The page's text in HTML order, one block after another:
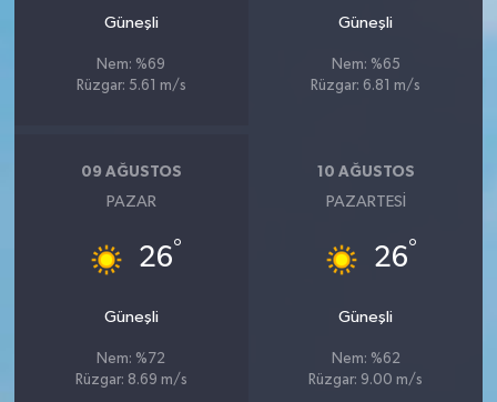
Güneşli
Nem: %69
Rüzgar: 5.61 m/s
Güneşli
Nem: %65
Rüzgar: 6.81 m/s
09 AĞUSTOS
PAZAR
26°
Güneşli
Nem: %72
Rüzgar: 8.69 m/s
10 AĞUSTOS
PAZARTESI
26°
Güneşli
Nem: %62
Rüzgar: 9.00 m/s